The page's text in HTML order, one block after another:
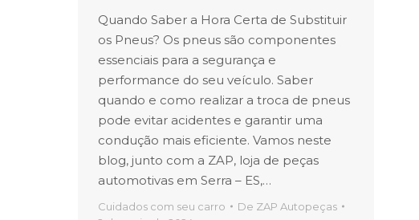
Quando Saber a Hora Certa de Substituir
os Pneus? Os pneus são componentes
essenciais para a segurança e
performance do seu veículo. Saber
quando e como realizar a troca de pneus
pode evitar acidentes e garantir uma
condução mais eficiente. Vamos neste
blog, junto com a ZAP, loja de peças
automotivas em Serra – ES,…
Cuidados com seu carro De ZAP Autopeças